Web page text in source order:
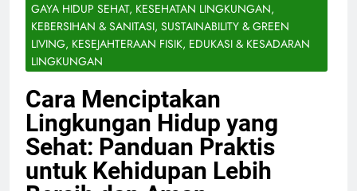
GAYA HIDUP SEHAT, KESEHATAN LINGKUNGAN,
KEBERSIHAN & SANITASI, SUSTAINABILITY & GREEN
LIVING, KESEJAHTERAAN FISIK, EDUKASI & KESADARAN
LINGKUNGAN
Cara Menciptakan
Lingkungan Hidup yang
Sehat: Panduan Praktis
untuk Kehidupan Lebih